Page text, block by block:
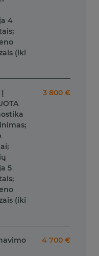
4
(iki
5
(iki
3 800 €
4 700 €